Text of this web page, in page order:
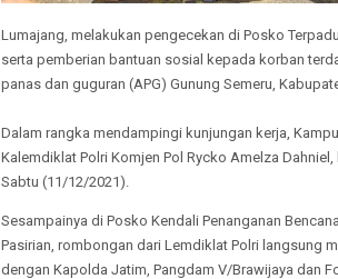
Lumajang, melakukan pengecekan di Posko
serta pemberian bantuan sosial kepada korban
panas dan guguran (APG) Gunung Semeru,
Dalam rangka mendampingi kunjungan kerja,
Kalemdiklat Polri Komjen Pol Rycko Amelza
Sabtu (11/12/2021).
Sesampainya di Posko Kendali Penanganan
Pasirian, rombongan dari Lemdiklat Polri langsung
dengan Kapolda Jatim, Pangdam V/Brawijaya dan